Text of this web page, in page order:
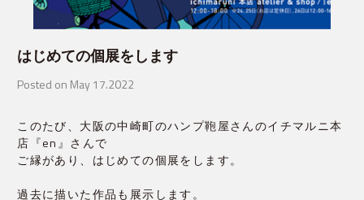
はじめての個展をします
Posted on May 17.2022
このたび、大阪の中崎町のハンプ鞄屋さんのイチマルニ本
店『en』さんで
ご縁があり、はじめての個展をします。
過去に描いた作品も展示します。